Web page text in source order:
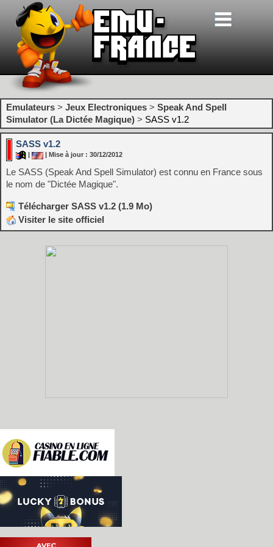
Emulateurs > Jeux Electroniques > Speak And Spell
Simulator (La Dictée Magique) > SASS v1.2
SASS v1.2
| Mise à jour : 30/12/2012
Le SASS (Speak And Spell Simulator) est connu en France sous
le nom de "Dictée Magique".
Télécharger SASS v1.2 (1.9 Mo)
Visiter le site officiel